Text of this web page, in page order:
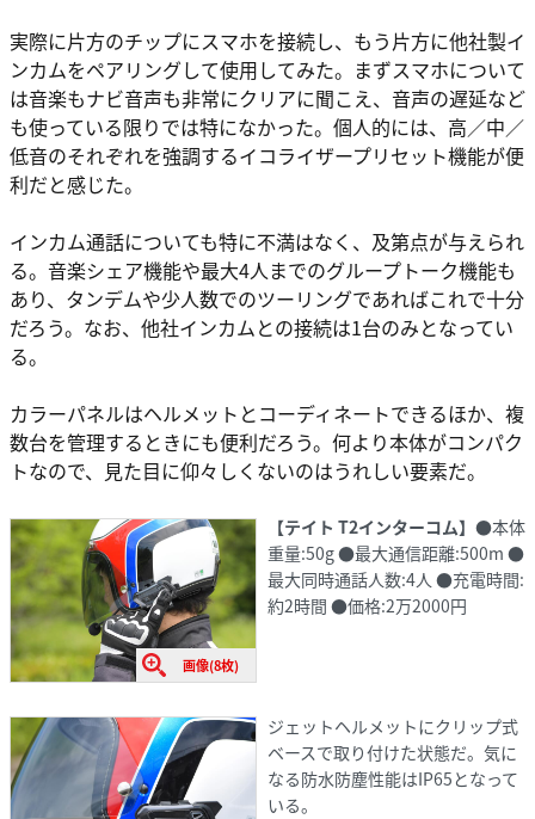
実際に片方のチップにスマホを接続し、もう片方に他社製イ
ンカムをペアリングして使用してみた。まずスマホについて
は音楽もナビ音声も非常にクリアに聞こえ、音声の遅延など
も使っている限りでは特になかった。個人的には、高／中／
低音のそれぞれを強調するイコライザープリセット機能が便
利だと感じた。
インカム通話についても特に不満はなく、及第点が与えられ
る。音楽シェア機能や最大4人までのグループトーク機能も
あり、タンデムや少人数でのツーリングであればこれで十分
だろう。なお、他社インカムとの接続は1台のみとなってい
る。
カラーパネルはヘルメットとコーディネートできるほか、複
数台を管理するときにも便利だろう。何より本体がコンパク
トなので、見た目に仰々しくないのはうれしい要素だ。
画像(8枚)
【テイト T2インターコム】 ●本体
重量:50g ●最大通信距離:500m ●
最大同時通話人数:4人 ●充電時間:
約2時間 ●価格:2万2000円
ジェットヘルメットにクリップ式
ベースで取り付けた状態だ。気に
なる防水防塵性能はIP65となって
いる。